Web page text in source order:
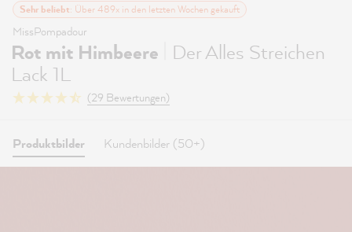
Sehr beliebt: Über 489x in den letzten Wochen gekauft
MissPompadour
Rot mit Himbeere
Der Alles Streichen
Lack 1L
(29 Bewertungen)
Produktbilder Kundenbilder (50+)